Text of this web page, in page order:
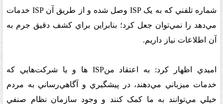
شماره تلفني که به يک ISP وصل شده و از طريق آن ISP خدمات
مي‌دهد را نمي‌توان جعل کرد؛ بنابراين براي کشف دقيق جرم به
آن اطلاعات نياز داريم.
اميدي اظهار کرد: به اعتقاد منISPها و يا شرکت‌هايي که
خدمات ميزباني مي‌دهند، در پيشگيري و آگاهي‌رساني به مردم
خيلي مي‌توانند به ما کمک کنند و وجود سازمان نظام صنفي